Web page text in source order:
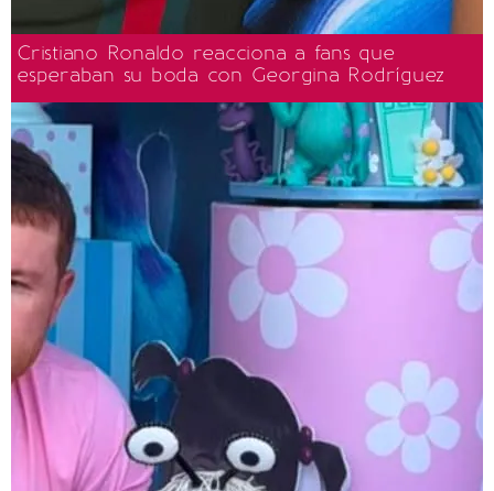
Cristiano Ronaldo reacciona a fans que
esperaban su boda con Georgina Rodríguez